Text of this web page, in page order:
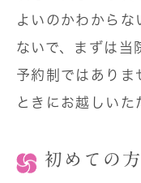
よいのかわからな
ないで、まずは当
予約制ではありま
ときにお越しいた
初めての